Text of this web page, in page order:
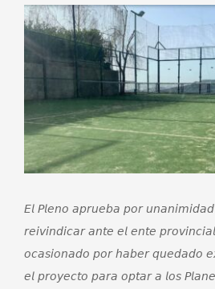
Ver
imagen
más
grande
𝘌𝘭 𝘗𝘭𝘦𝘯𝘰 𝘢𝘱𝘳𝘶𝘦𝘣𝘢 𝘱𝘰𝘳
𝘳𝘦𝘪𝘷𝘪𝘯𝘥𝘪𝘤𝘢𝘳 𝘢𝘯𝘵𝘦 𝘦𝘭 𝘦𝘯𝘵𝘦
𝘰𝘤𝘢𝘴𝘪𝘰𝘯𝘢𝘥𝘰 𝘱𝘰𝘳 𝘩𝘢𝘣𝘦𝘳 𝘲𝘶𝘦𝘥𝘢𝘥𝘰
𝘦𝘭 𝘱𝘳𝘰𝘺𝘦𝘤𝘵𝘰 𝘱𝘢𝘳𝘢 𝘰𝘱𝘵𝘢𝘳 𝘢 𝘭𝘰𝘴